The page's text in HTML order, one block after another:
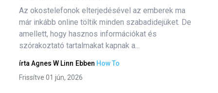
Az okostelefonok elterjedésével az emberek ma
már inkább online töltik minden szabadidejüket. De
amellett, hogy hasznos információkat és
szórakoztató tartalmakat kapnak a...
írta Agnes W Linn Ebben How To
Frissítve 01 jún, 2026